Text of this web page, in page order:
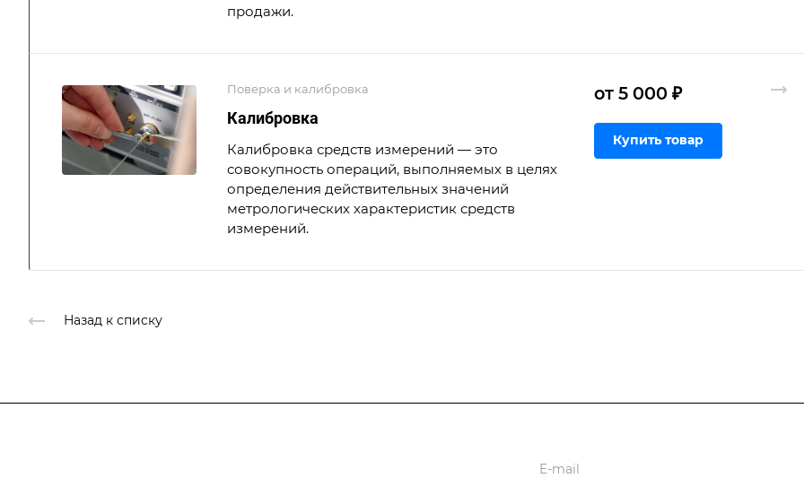
продажи.
Поверка и калибровка
Калибровка
Калибровка средств измерений — это
совокупность операций, выполняемых в целях
определения действительных значений
метрологических характеристик средств
измерений.
от 5 000 ₽
Купить товар
Назад к списку